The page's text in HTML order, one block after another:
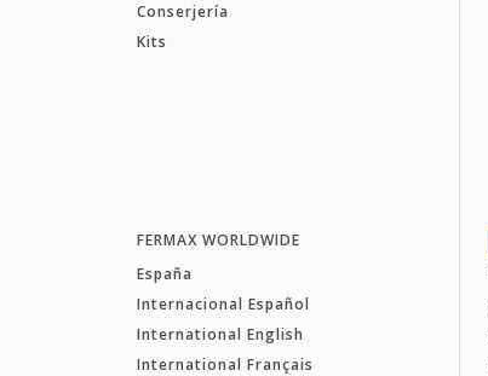
Conserjería
Kits
FERMAX WORLDWIDE
España
Internacional Español
International English
International Français